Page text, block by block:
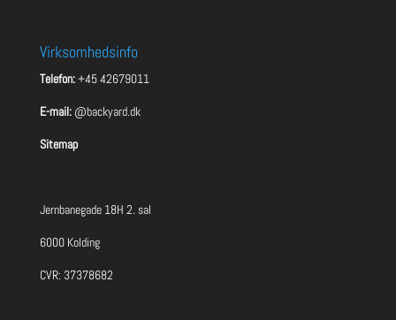
Virksomhedsinfo
Telefon:+45 42679011
E-mail: @backyard.dk
Sitemap
Jernbanegade 18H 2. sal
6000 Kolding
CVR: 37378682